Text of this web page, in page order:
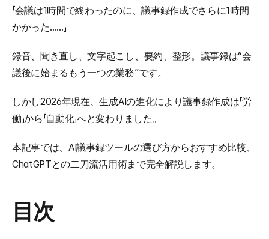
「会議は1時間で終わったのに、議事録作成でさらに1時間
かかった……」
録音、聞き直し、文字起こし、要約、整形。議事録は“会
議後に始まるもう一つの業務”です。
しかし2026年現在、生成AIの進化により議事録作成は「労
働」から「自動化」へと変わりました。
本記事では、AI議事録ツールの選び方からおすすめ比較、
ChatGPTとの二刀流活用術まで完全解説します。
目次